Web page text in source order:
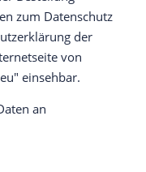
zum Datenschutz
der
von
einsehbar.
an